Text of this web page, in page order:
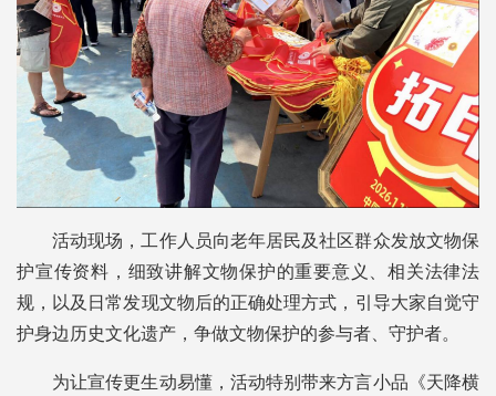
活动现场，工作人员向老年居民及社区群众发放文物保
护宣传资料，细致讲解文物保护的重要意义、相关法律法
规，以及日常发现文物后的正确处理方式，引导大家自觉守
护身边历史文化遗产，争做文物保护的参与者、守护者。
为让宣传更生动易懂，活动特别带来方言小品《天降横